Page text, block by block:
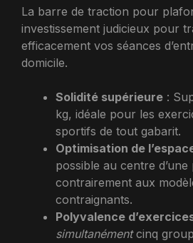
La barre de traction pour
investissement judicieux pour
efficacement vos séances
domicile.
Solidité supérieure :
kg, idéale pour les
sportifs de tout gabarit.
Optimisation de
possible au centre d’une
contrairement aux
contraignants.
Polyvalence
simultanémentcinq